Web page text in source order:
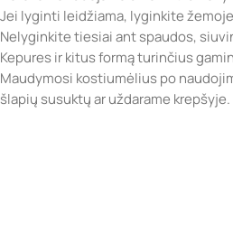
Jei lyginti leidžiama, lyginkite
Nelyginkite tiesiai ant spaudos,
Kepures ir kitus formą turinčius
Maudymosi kostiumėlius po
šlapių susuktų ar uždarame krepšyje.